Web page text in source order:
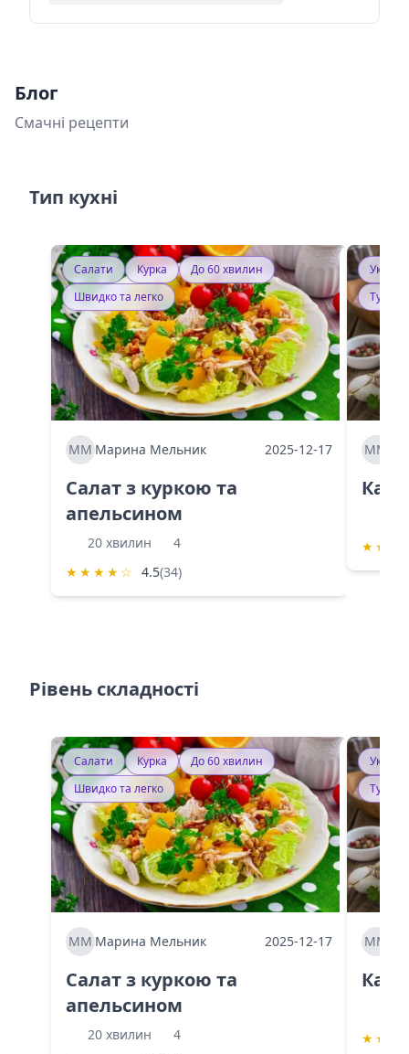
Блог
Смачні рецепти
Тип кухні
Салати Курка
До 60 хвилин
Швидко та легко
ММ Марина Мельник 2025-12-17
Салат з куркою та
апельсином
20 хвилин
4
★ ★ ★ ★ ☆ 4.5(34)
ММ
★ ★
Рівень складності
Салати Курка
До 60 хвилин
Швидко та легко
ММ Марина Мельник 2025-12-17
Салат з куркою та
апельсином
20 хвилин
4
ММ
★ ★